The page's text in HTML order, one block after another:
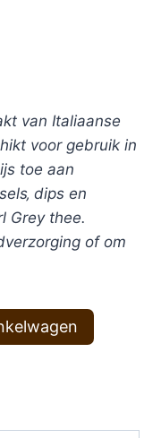
van Italiaanse
voor gebruik in
toe aan
dips en
Grey thee.
of om